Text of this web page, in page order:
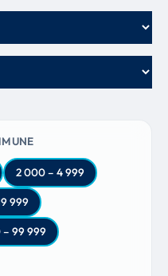
2 000 – 4 999
999
99 999